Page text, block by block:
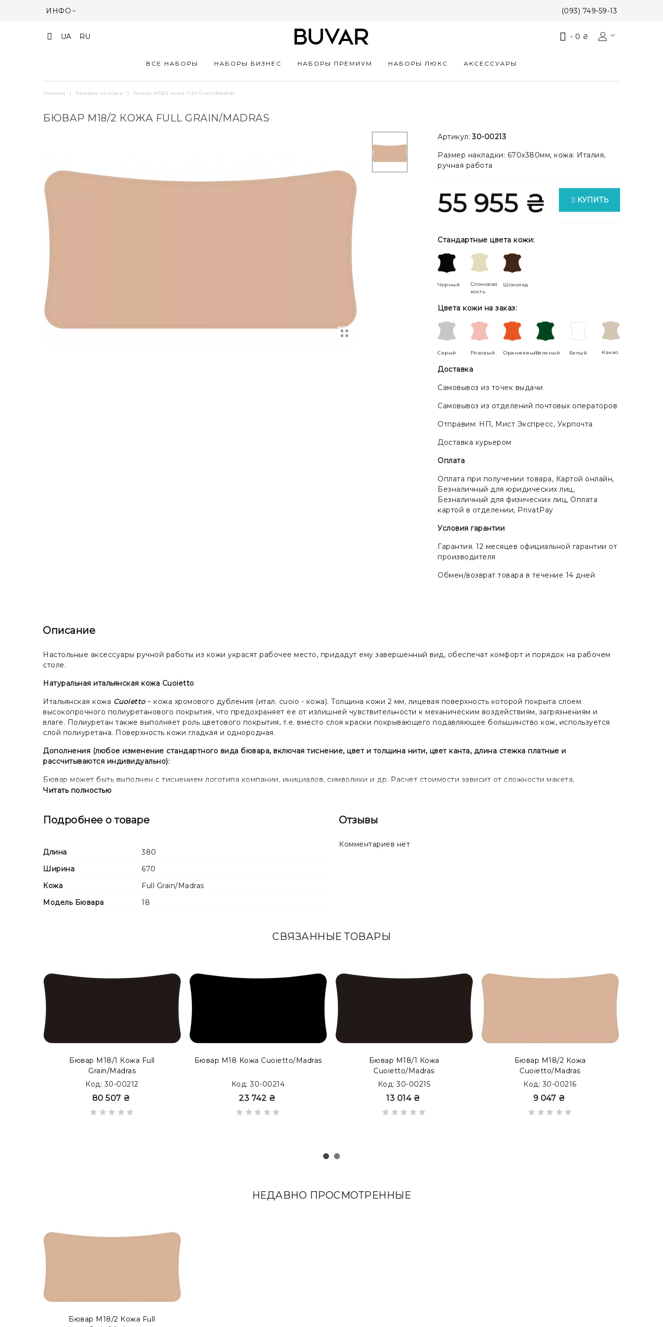
ИНФО (093) 749-59-13
UA RU - 0 ₴
ВСЕ НАБОРЫ НАБОРЫ БИЗНЕС НАБОРЫ ПРЕМИУМ НАБОРЫ ЛЮКС АКСЕССУАРЫ
Главная | Бювары из кожи | Бювар М18/2 кожа Full Grain/Madras
БЮВАР М18/2 КОЖА FULL GRAIN/MADRAS
Артикул: 30-00213
Размер накладки: 670x380мм, кожа: Италия,
ручная работа
55 955 ₴ КУПИТЬ
Стандартные цвета кожи:
Черный
Слоновая
кость
Шоколад
Цвета кожи на заказ:
Серый Розовый ОранжевыйЗеленый Белый Какао
Доставка
Самовывоз из точек выдачи
Самовывоз из отделений почтовых операторов
Отправим: НП, Мист Экспресс, Укрпочта
Доставка курьером
Оплата
Оплата при получении товара, Картой онлайн,
Безналичный для юридических лиц,
Безналичный для физических лиц, Оплата
картой в отделении, PrivatPay
Условия гарантии
Гарантия. 12 месяцев официальной гарантии от
производителя
Обмен/возврат товара в течение 14 дней
Описание
Настольные аксессуары ручной работы из кожи украсят рабочее место, придадут ему завершенный вид, обеспечат комфорт и порядок на рабочем
столе.
Натуральная итальянская кожа Cuoietto
Итальянская кожа Cuoietto– кожа хромового дубления (итал. cuoio - кожа). Толщина кожи 2 мм, лицевая поверхность которой покрыта слоем
высокопрочного полиуретанового покрытия, что предохраняет ее от излишней чувствительности к механическим воздействиям, загрязнениям и
влаге. Полиуретан также выполняет роль цветового покрытия, т.е. вместо слоя краски покрывающего подавляющее большинство кож, используется
слой полиуретана. Поверхность кожи гладкая и однородная.
Дополнения (любое изменение стандартного вида бювара, включая тиснение, цвет и толщина нити, цвет канта, длина стежка платные и
рассчитываются индивидуально):
Бювар может быть выполнен с тиснением логотипа компании, инициалов, символики и др. Расчет стоимости зависит от сложности макета,
изготовления клише.
модификации в каталоге
MODERN ACCENT.
Возможно изготовление бюваров в формате EXTRAc накладками из кожи Full Grain
Читать полностью
Подробнее о товаре
Длина
380
Ширина
670
Кожа
Full Grain/Madras
Модель Бювара
18
Отзывы
Комментариев нет
СВЯЗАННЫЕ ТОВАРЫ
Бювар М18/1 Кожа Full
Grain/Madras
Код: 30-00212
80 507 ₴
Бювар М18 Кожа Cuoietto/Madras
Код: 30-00214
23 742 ₴
Бювар М18/1 Кожа
Cuoietto/Madras
Код: 30-00215
13 014 ₴
Бювар М18/2 Кожа
Cuoietto/Madras
Код: 30-00216
9 047 ₴
НЕДАВНО ПРОСМОТРЕННЫЕ
Бювар М18/2 Кожа Full